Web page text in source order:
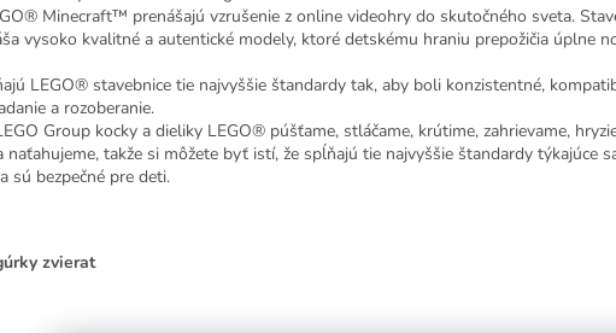
Minecraft™ prenášajú vzrušenie z online videohry do skutočného sveta.
vysoko kvalitné a autentické modely, ktoré detskému hraniu prepožičia úplne
LEGO® stavebnice tie najvyššie štandardy tak, aby boli konzistentné,
a rozoberanie.
Group kocky a dieliky LEGO® púšťame, stláčame, krútime, zahrievame,
naťahujeme, takže si môžete byť istí, že spĺňajú tie najvyššie štandardy týkajúce
sú bezpečné pre deti.
zvierat